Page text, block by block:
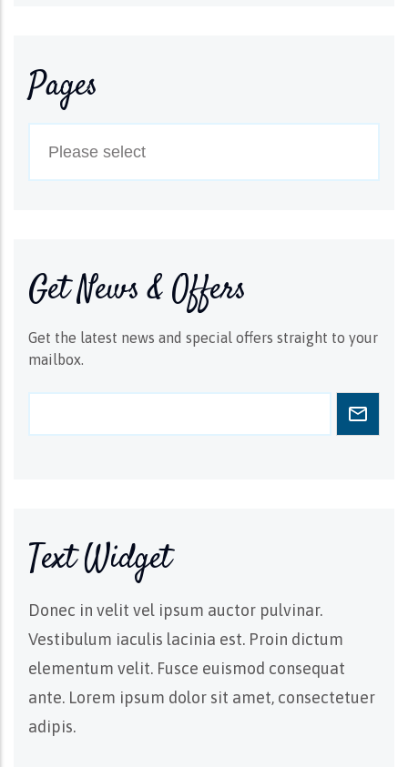
Pages
Get News & Offers
Get the latest news and special offers straight to your
mailbox.
Text Widget
Donec in velit vel ipsum auctor pulvinar.
Vestibulum iaculis lacinia est. Proin dictum
elementum velit. Fusce euismod consequat
ante. Lorem ipsum dolor sit amet, consectetuer
adipis.